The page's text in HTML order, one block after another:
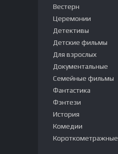
Вестерн
Церемонии
Детективы
Детские фильмы
Для взрослых
Документальные
Семейные фильмы
Фантастика
Фэнтези
История
Комедии
Короткометражные